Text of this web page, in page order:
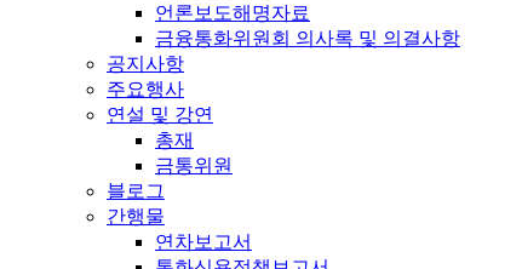
언론보도해명자료
금융통화위원회 의사록 및 의결사항
공지사항
주요행사
연설 및 강연
총재
금통위원
블로그
간행물
연차보고서